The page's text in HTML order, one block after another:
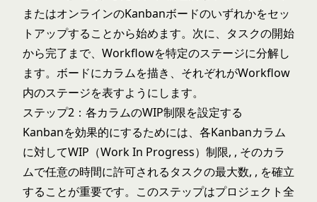
またはオンラインのKanbanボードのいずれかをセッ
トアップすることから始めます。次に、タスクの開始
から完了まで、Workflowを特定のステージに分解し
ます。ボードにカラムを描き、それぞれがWorkflow
内のステージを表すようにします。
ステップ2：各カラムのWIP制限を設定する
Kanbanを効果的にするためには、各Kanbanカラム
に対してWIP（Work In Progress）制限, , そのカラ
ムで任意の時間に許可されるタスクの最大数, , を確立
することが重要です。このステップはプロジェクト全